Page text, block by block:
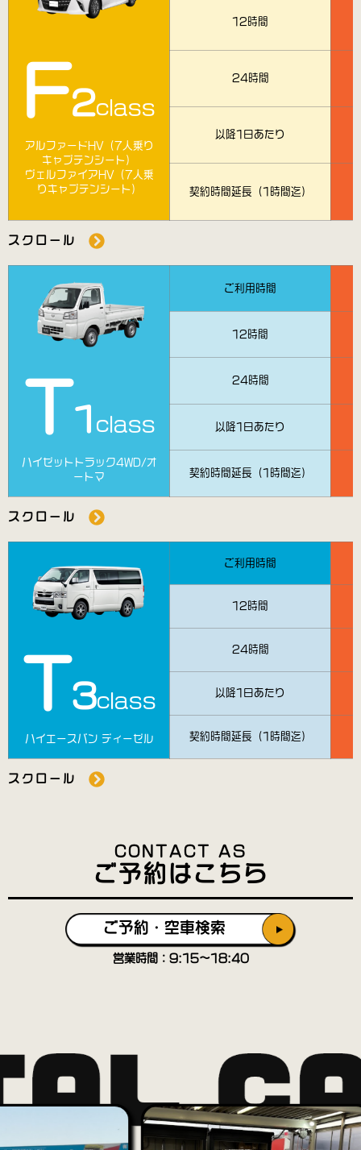
F2class
アルファードHV（7人乗り
キャプテンシート）
ヴェルファイアHV（7人乗
りキャプテンシート）
12時間
24時間
以降1日あたり
契約時間延長（1時間迄）
スクロール
T1 class
ハイゼットトラック4WD/オ
ートマ
ご利用時間
12時間
24時間
以降1日あたり
契約時間延長（1時間迄）
スクロール
T3class
ハイエースバン ディーゼル
ご利用時間
12時間
24時間
以降1日あたり
契約時間延長（1時間迄）
スクロール
CONTACT AS
ご予約はこちら
ご予約・空車検索
営業時間：9:15〜18:40